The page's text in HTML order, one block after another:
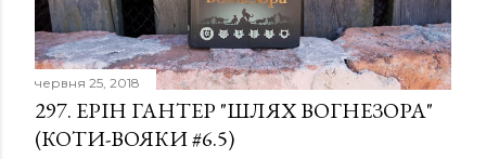
червня 25, 2018
297. ЕРІН ГАНТЕР "ШЛЯХ ВОГНЕЗОРА"
(КОТИ-ВОЯКИ #6.5)